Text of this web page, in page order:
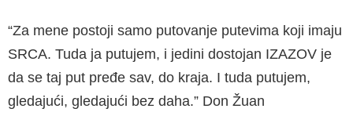
“Za mene postoji samo putovanje putevima koji imaju
SRCA. Tuda ja putujem, i jedini dostojan IZAZOV je
da se taj put pređe sav, do kraja. I tuda putujem,
gledajući, gledajući bez daha.” Don Žuan